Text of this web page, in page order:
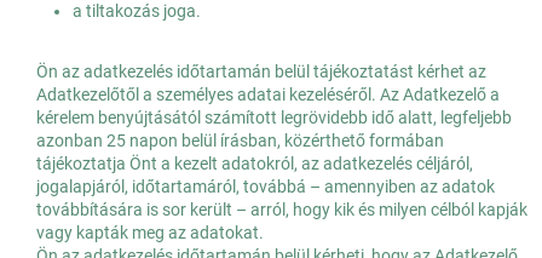
a tiltakozás joga.
Ön az adatkezelés időtartamán belül tájékoztatást kérhet az
Adatkezelőtől a személyes adatai kezeléséről. Az Adatkezelő a
kérelem benyújtásától számított legrövidebb idő alatt, legfeljebb
azonban 25 napon belül írásban, közérthető formában
tájékoztatja Önt a kezelt adatokról, az adatkezelés céljáról,
jogalapjáról, időtartamáról, továbbá – amennyiben az adatok
továbbítására is sor került – arról, hogy kik és milyen célból kapják
vagy kapták meg az adatokat.